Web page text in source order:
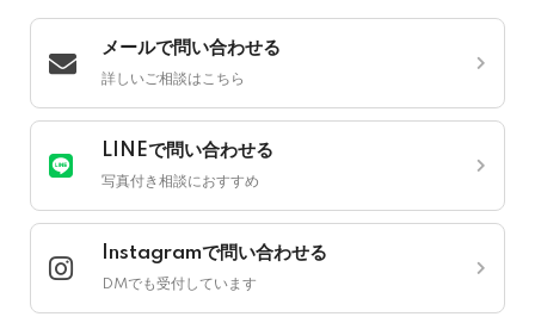
メールで問い合わせる
詳しいご相談はこちら
LINEで問い合わせる
写真付き相談におすすめ
Instagramで問い合わせる
DMでも受付しています